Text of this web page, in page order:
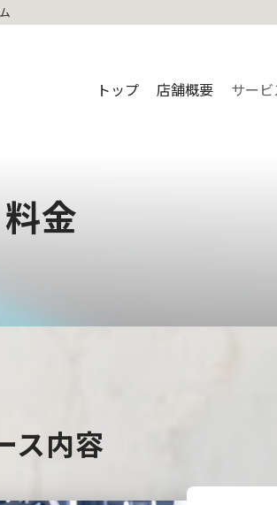
トップ 店舗概要 サー
金
ス内容